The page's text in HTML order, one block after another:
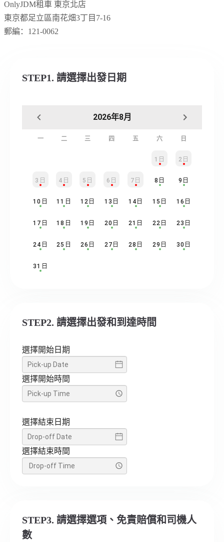
OnlyJDM租車 東京北店
東京都足立區南花畑3丁目7-16
郵編： 121-0062
STEP1. 請選擇出發日期
2026年8月
一 二 三 四 五 六 日
1日 2日
3日 4日 5日 6日 7日 8日 9日
10日 11日 12日 13日 14日 15日 16日
17日 18日 19日 20日 21日 22日 23日
24日 25日 26日 27日 28日 29日 30日
31日
STEP2. 請選擇出發和到達時間
選擇開始日期
選擇開始時間
選擇結束日期
選擇結束時間
STEP3. 請選擇選項、免責賠償和司機人
數